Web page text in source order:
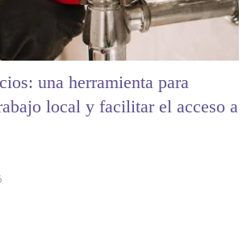
una herramienta para
local y facilitar el acceso a